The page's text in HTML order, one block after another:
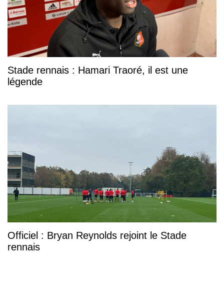
Stade rennais : Hamari Traoré, il est une
légende
Officiel : Bryan Reynolds rejoint le Stade
rennais